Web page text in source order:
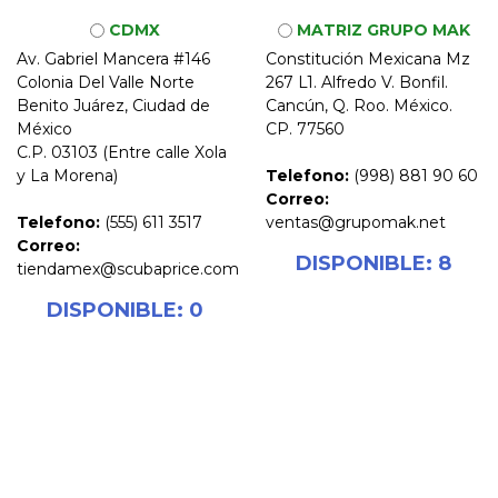
CDMX
Av. Gabriel Mancera #146
Colonia Del Valle Norte
Benito Juárez, Ciudad de
México
C.P. 03103 (Entre calle Xola
y La Morena)
Telefono: (555) 611 3517
Correo:
tiendamex@scubaprice.com
DISPONIBLE: 0
MATRIZ GRUPO MAK
Constitución Mexicana Mz
267 L1. Alfredo V. Bonfil.
Cancún, Q. Roo. México.
CP. 77560
Telefono: (998) 881 90 60
Correo:
ventas@grupomak.net
DISPONIBLE: 8